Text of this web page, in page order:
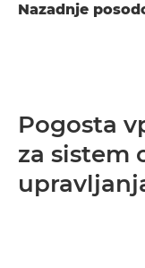
Nazadnje
Pogosta
za sistem